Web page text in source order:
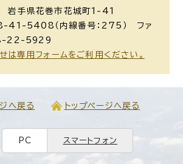
手県花巻市花城町1-41
41-5408（内線番号：275） ファ
22-5929
は専用フォームをご利用ください。
へ戻る トップページへ戻る
PC スマートフォン